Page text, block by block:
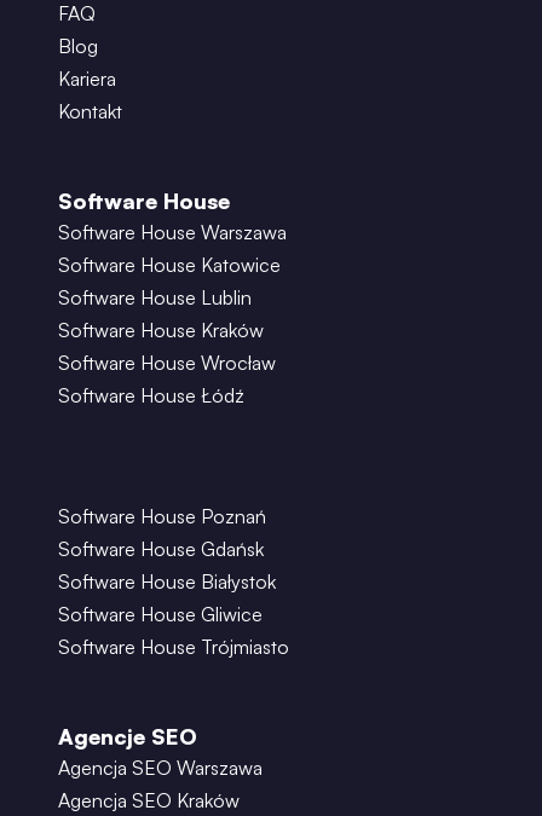
FAQ
Blog
Kariera
Kontakt
Software House
Software House Warszawa
Software House Katowice
Software House Lublin
Software House Kraków
Software House Wrocław
Software House Łódź
Software House Poznań
Software House Gdańsk
Software House Białystok
Software House Gliwice
Software House Trójmiasto
Agencje SEO
Agencja SEO Warszawa
Agencja SEO Kraków